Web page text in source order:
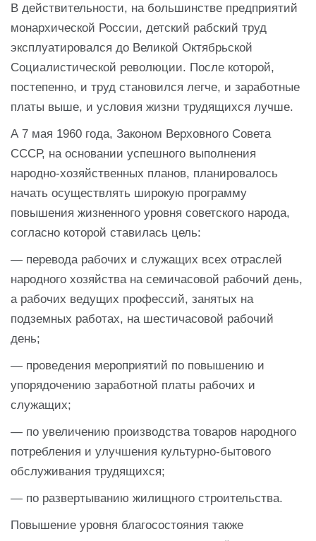
В действительности, на большинстве предприятий
монархической России, детский рабский труд
эксплуатировался до Великой Октябрьской
Социалистической революции. После которой,
постепенно, и труд становился легче, и заработные
платы выше, и условия жизни трудящихся лучше.
А 7 мая 1960 года, Законом Верховного Совета
СССР, на основании успешного выполнения
народно-хозяйственных планов, планировалось
начать осуществлять широкую программу
повышения жизненного уровня советского народа,
согласно которой ставилась цель:
— перевода рабочих и служащих всех отраслей
народного хозяйства на семичасовой рабочий день,
а рабочих ведущих профессий, занятых на
подземных работах, на шестичасовой рабочий
день;
— проведения мероприятий по повышению и
упорядочению заработной платы рабочих и
служащих;
— по увеличению производства товаров народного
потребления и улучшения культурно-бытового
обслуживания трудящихся;
— по развертыванию жилищного строительства.
Повышение уровня благосостояния также